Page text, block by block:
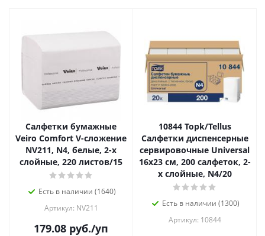
Салфетки бумажные
Veiro Comfort V-сложение
NV211, N4, белые, 2-х
слойные, 220 листов/15
Есть в наличии (1640)
Артикул: NV211
179.08 руб./уп
10844 Toрk/Tellus
Салфетки диспенсерные
сервировочные Universal
16х23 см, 200 салфеток, 2-
х слойные, N4/20
Есть в наличии (1300)
Артикул: 10844